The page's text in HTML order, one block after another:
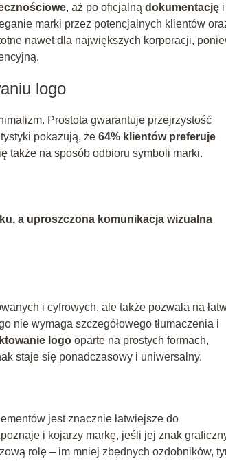
, aż po oficjalną dokumentację i
marki przez potencjalnych klientów
nawet dla największych korporacji,
logo
Prostota gwarantuje przejrzystość
pokazują, że 64% klientów preferuje
także na sposób odbioru symboli marki.
a uproszczona komunikacja wizualna
i cyfrowych, ale także pozwala na
nie wymaga szczegółowego tłumaczenia i
logo oparte na prostych formach,
staje się ponadczasowy i uniwersalny.
jest znacznie łatwiejsze do
i kojarzy markę, jeśli jej znak
rolę – im mniej zbędnych ozdobników,